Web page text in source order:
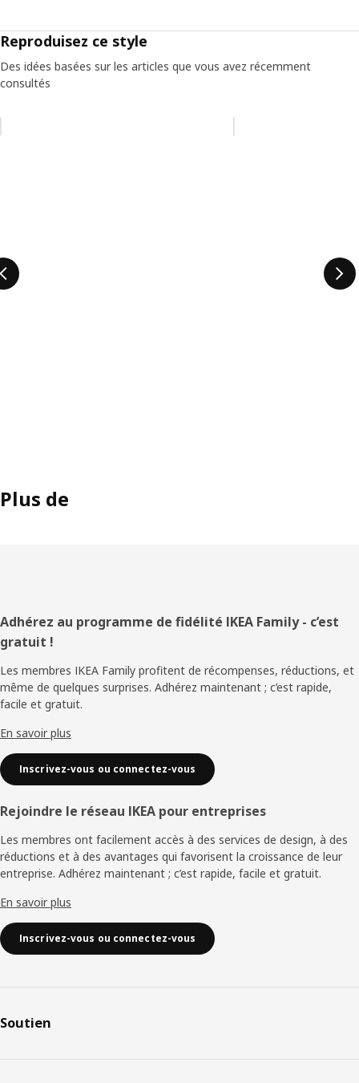
Reproduisez ce style
Des idées basées sur les articles que vous avez récemment
consultés
Plus de
Pied
de
page
Adhérez au programme de fidélité IKEA Family - c’est
gratuit !
Les membres IKEA Family profitent de récompenses, réductions, et
même de quelques surprises. Adhérez maintenant ; c’est rapide,
facile et gratuit.
En savoir plus
Inscrivez-vous ou connectez-vous
Rejoindre le réseau IKEA pour entreprises
Les membres ont facilement accès à des services de design, à des
réductions et à des avantages qui favorisent la croissance de leur
entreprise. Adhérez maintenant ; c’est rapide, facile et gratuit.
En savoir plus
Inscrivez-vous ou connectez-vous
Soutien